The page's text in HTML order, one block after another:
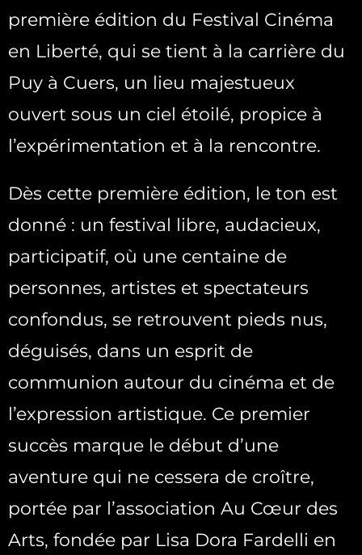
première édition du Festival Cinéma
en Liberté, qui se tient à la carrière du
Puy à Cuers, un lieu majestueux
ouvert sous un ciel étoilé, propice à
l’expérimentation et à la rencontre.
Dès cette première édition, le ton est
donné : un festival libre, audacieux,
participatif, où une centaine de
personnes, artistes et spectateurs
confondus, se retrouvent pieds nus,
déguisés, dans un esprit de
communion autour du cinéma et de
l’expression artistique. Ce premier
succès marque le début d’une
aventure qui ne cessera de croître,
portée par l’association Au Cœur des
Arts, fondée par Lisa Dora Fardelli en